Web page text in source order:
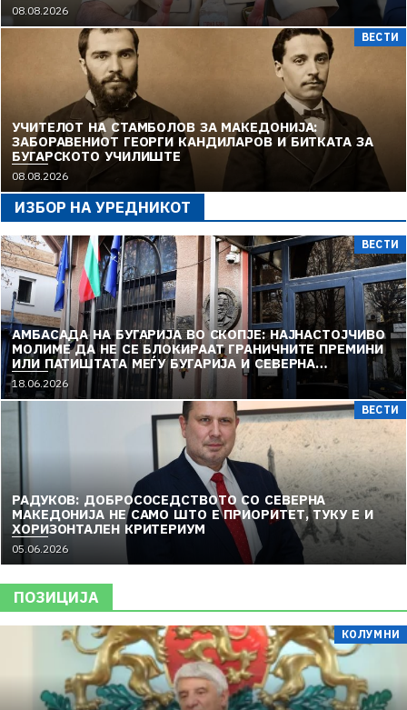
08.08.2026
ВЕСТИ
УЧИТЕЛОТ НА СТАМБОЛОВ ЗА МАКЕДОНИЈА:
ЗАБОРАВЕНИОТ ГЕОРГИ КАНДИЛАРОВ И БИТКАТА ЗА
БУГАРСКОТО УЧИЛИШТЕ
08.08.2026
ИЗБОР НА УРЕДНИКОТ
ВЕСТИ
АМБАСАДА НА БУГАРИЈА ВО СКОПЈЕ: НАЈНАСТОЈЧИВО
МОЛИМЕ ДА НЕ СЕ БЛОКИРААТ ГРАНИЧНИТЕ ПРЕМИНИ
ИЛИ ПАТИШТАТА МЕЃУ БУГАРИЈА И СЕВЕРНА
МАКЕДОНИЈА
18.06.2026
ВЕСТИ
РАДУКОВ: ДОБРОСОСЕДСТВОТО СО СЕВЕРНА
МАКЕДОНИЈА НЕ САМО ШТО Е ПРИОРИТЕТ, ТУКУ Е И
ХОРИЗОНТАЛЕН КРИТЕРИУМ
05.06.2026
ПОЗИЦИЈА
КОЛУМНИ